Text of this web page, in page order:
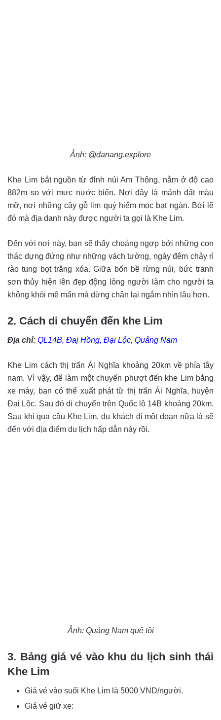
Ảnh: @danang.explore
Khe Lim bắt nguồn từ đỉnh núi Am Thông, nằm ở độ cao
882m so với mực nước biển. Nơi đây là mảnh đất màu
mỡ, nơi những cây gỗ lim quý hiếm mọc bạt ngàn. Bởi lẽ
đó mà địa danh này được người ta gọi là Khe Lim.
Đến với nơi này, bạn sẽ thấy choáng ngợp bởi những con
thác dựng đứng như những vách tường, ngày đêm chảy rì
rào tung bọt trắng xóa. Giữa bốn bề rừng núi, bức tranh
sơn thủy hiện lên đẹp động lòng người làm cho người ta
không khỏi mê mẩn mà dừng chân lại ngắm nhìn lâu hơn.
2. Cách di chuyển đến khe Lim
Địa chỉ: QL14B, Đaị Hồng, Đại Lộc, Quảng Nam
Khe Lim cách thị trấn Ái Nghĩa khoảng 20km về phía tây
nam. Vì vậy, để làm một chuyến phượt đến khe Lim bằng
xe máy, bạn có thể xuất phát từ thị trấn Ái Nghĩa, huyện
Đại Lộc. Sau đó di chuyển trên Quốc lộ 14B khoảng 20km.
Sau khi qua cầu Khe Lim, du khách đi một đoạn nữa là sẽ
đến với địa điểm du lịch hấp dẫn này rồi.
Ảnh: Quảng Nam quê tôi
3. Bảng giá vé vào khu du lịch sinh thái
Khe Lim
Giá vé vào suối Khe Lim là 5000 VND/người.
Giá vé giữ xe: